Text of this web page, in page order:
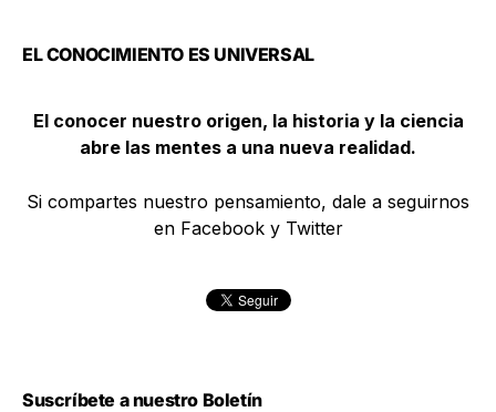
EL CONOCIMIENTO ES UNIVERSAL
El conocer nuestro origen, la historia y la ciencia
abre las mentes a una nueva realidad.
Si compartes nuestro pensamiento, dale a seguirnos
en Facebook y Twitter
Suscríbete a nuestro Boletín